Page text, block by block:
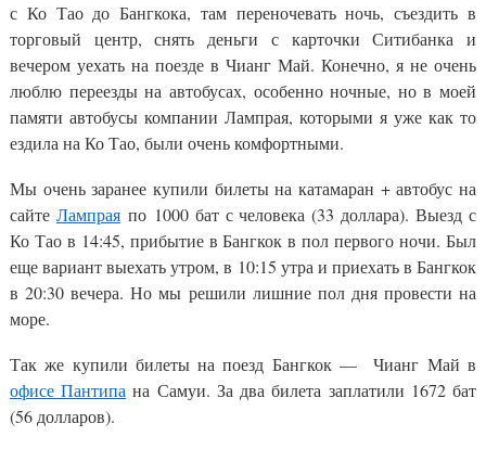
с Ко Тао до Бангкока, там переночевать ночь, съездить в
торговый центр, снять деньги с карточки Ситибанка и
вечером уехать на поезде в Чианг Май. Конечно, я не очень
люблю переезды на автобусах, особенно ночные, но в моей
памяти автобусы компании Лампрая, которыми я уже как то
ездила на Ко Тао, были очень комфортными.
Мы очень заранее купили билеты на катамаран + автобус на
сайте Лампраяпо 1000 бат с человека (33 доллара). Выезд с
Ко Тао в 14:45, прибытие в Бангкок в пол первого ночи. Был
еще вариант выехать утром, в 10:15 утра и приехать в Бангкок
в 20:30 вечера. Но мы решили лишние пол дня провести на
море.
Так же купили билеты на поезд Бангкок — Чианг Май в
офисе Пантипа на Самуи. За два билета заплатили 1672 бат
(56 долларов).